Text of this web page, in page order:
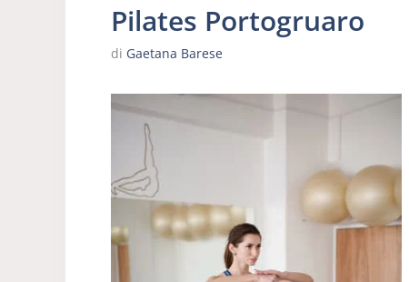
Pilates Portogruaro
di Gaetana Barese